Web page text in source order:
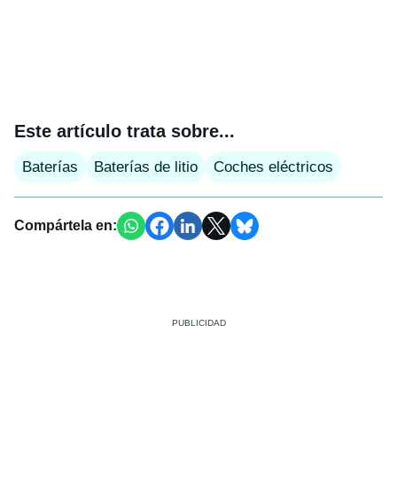
Este artículo trata sobre...
Baterías Baterías de litio Coches eléctricos
Compártela en: